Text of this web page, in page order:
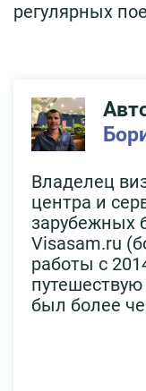
регулярных
Владелец
центра и
зарубежных
Visasam.ru
работы с
был более